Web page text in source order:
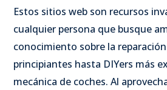
Estos sitios web son recursos
cualquier persona que busque
conocimiento sobre la
principiantes hasta DIYers más
mecánica de coches. Al